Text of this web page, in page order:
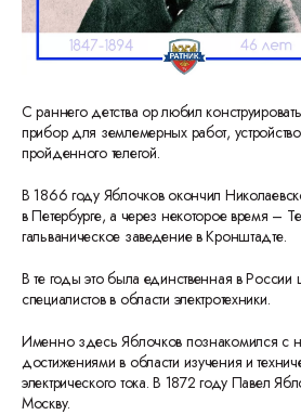
С раннего детства ор любил
прибор для землемерных работ,
пройденного телегой.
В 1866 году Яблочков окончил
в Петербурге, а через некоторое время –
гальваническое заведение в Кронштадте.
В те годы это была единственная в России
специалистов в области электротехники.
Именно здесь Яблочков познакомился с
достижениями в области изучения и
электрического тока. В 1872 году Павел
Москву.